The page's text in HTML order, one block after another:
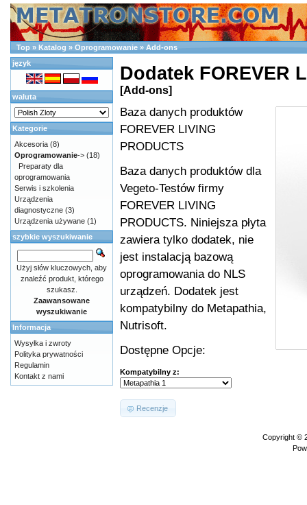
Top » Katalog » Oprogramowanie » Add-ons
Dodatek FOREVER
[Add-ons]
Baza danych produktów
FOREVER LIVING
PRODUCTS
Baza danych produktów dla
Vegeto-Testów firmy
FOREVER LIVING
PRODUCTS. Niniejsza płyta
zawiera tylko dodatek, nie
jest instalacją bazową
oprogramowania do NLS
urządzeń. Dodatek jest
kompatybilny do Metapathia,
Nutrisoft.
Dostępne Opcje:
Kompatybilny z:
Recenzje
język
waluta
Kategorie
Akcesoria (8)
Oprogramowanie-> (18)
Preparaty dla
oprogramowania
Serwis i szkolenia
Urządzenia
diagnostyczne (3)
Urządzenia używane (1)
szybkie wyszukiwanie
Użyj słów kluczowych, aby
znaleźć produkt, którego
szukasz.
Zaawansowane
wyszukiwanie
Informacja
Wysyłka i zwroty
Polityka prywatności
Regulamin
Kontakt z nami
Copyright ©